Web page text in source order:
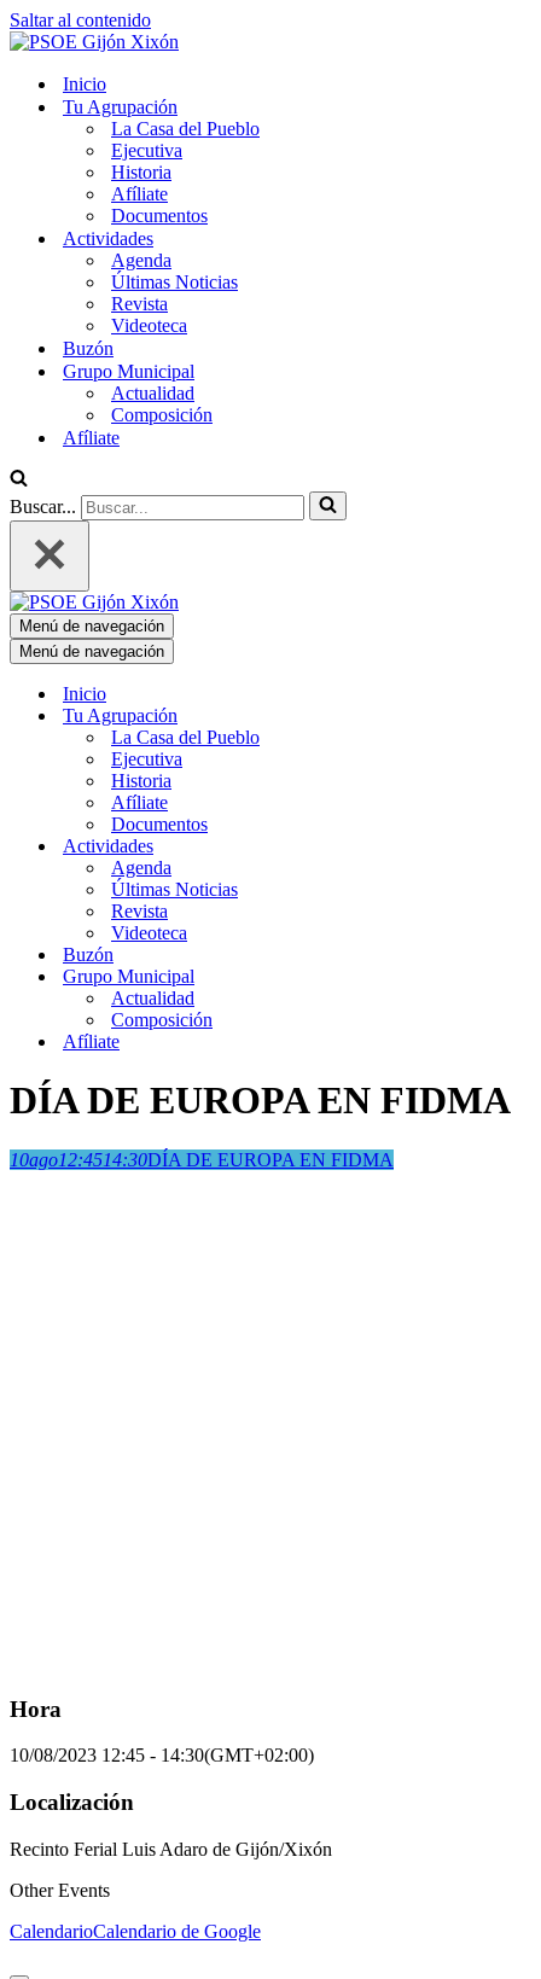
Saltar al contenido
Inicio
Tu Agrupación
La Casa del Pueblo
Ejecutiva
Historia
Afíliate
Documentos
Actividades
Agenda
Últimas Noticias
Revista
Videoteca
Buzón
Grupo Municipal
Actualidad
Composición
Afíliate
Buscar...
Menú de navegación
Menú de navegación
Inicio
Tu Agrupación
La Casa del Pueblo
Ejecutiva
Historia
Afíliate
Documentos
Actividades
Agenda
Últimas Noticias
Revista
Videoteca
Buzón
Grupo Municipal
Actualidad
Composición
Afíliate
DÍA DE EUROPA EN FIDMA
10ago12:4514:30DÍA DE EUROPA EN FIDMA
Hora
10/08/2023 12:45 - 14:30(GMT+02:00)
Localización
Recinto Ferial Luis Adaro de Gijón/Xixón
Other Events
CalendarioCalendario de Google